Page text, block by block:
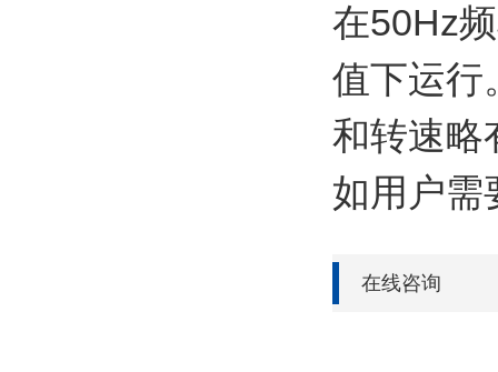
在50Hz
值下运行
和转速略
如用户需
在线咨询